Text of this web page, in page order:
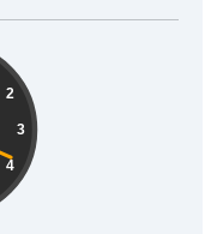
2
3
4